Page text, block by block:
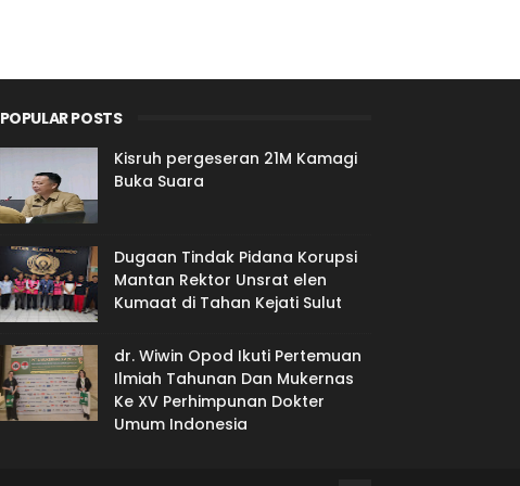
POPULAR POSTS
Kisruh pergeseran 21M Kamagi
Buka Suara
Dugaan Tindak Pidana Korupsi
Mantan Rektor Unsrat elen
Kumaat di Tahan Kejati Sulut
dr. Wiwin Opod Ikuti Pertemuan
Ilmiah Tahunan Dan Mukernas
Ke XV Perhimpunan Dokter
Umum Indonesia